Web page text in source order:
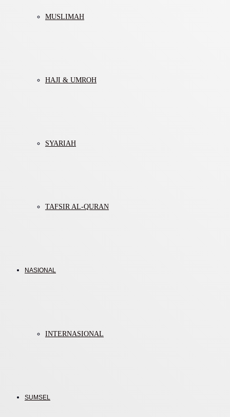
MUSLIMAH
HAJI & UMROH
SYARIAH
TAFSIR AL-QURAN
NASIONAL
INTERNASIONAL
SUMSEL